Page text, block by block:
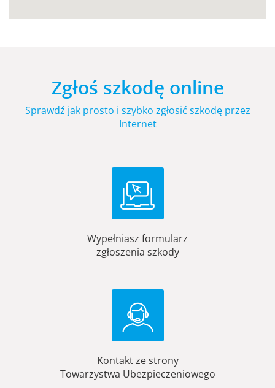
Zgłoś szkodę online
Sprawdź jak prosto i szybko zgłosić szkodę przez
Internet
Wypełniasz formularz
zgłoszenia szkody
Kontakt ze strony
Towarzystwa Ubezpieczeniowego